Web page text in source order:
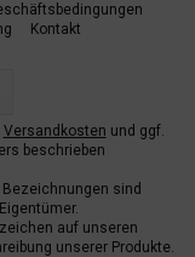
Kontakt
Versandkosten und ggf.
beschrieben
sind
auf unseren
unserer Produkte.